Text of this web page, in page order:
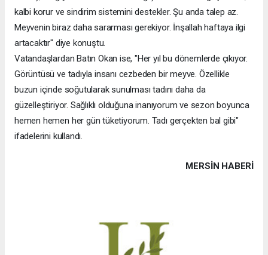
kalbi korur ve sindirim sistemini destekler. Şu anda talep az.
Meyvenin biraz daha sararması gerekiyor. İnşallah haftaya ilgi
artacaktır" diye konuştu.
Vatandaşlardan Batın Okan ise, "Her yıl bu dönemlerde çıkıyor.
Görüntüsü ve tadıyla insanı cezbeden bir meyve. Özellikle
buzun içinde soğutularak sunulması tadını daha da
güzelleştiriyor. Sağlıklı olduğuna inanıyorum ve sezon boyunca
hemen hemen her gün tüketiyorum. Tadı gerçekten bal gibi"
ifadelerini kullandı.
MERSIN HABERİ